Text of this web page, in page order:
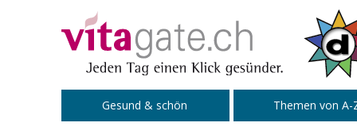
Gesund & schön Themen von A-